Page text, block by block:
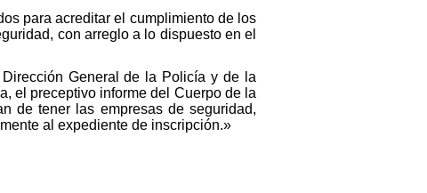
para acreditar el cumplimiento de los
con arreglo a lo dispuesto en el
General de la Policía y de la
el preceptivo informe del Cuerpo de la
de tener las empresas de seguridad,
al expediente de inscripción.»